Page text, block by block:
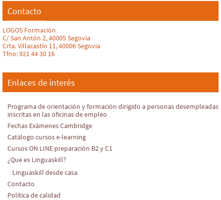
Contacto
LOGOS Formación
C/ San Antón 2, 40005 Segovia
Crta. Villacastín 11, 40006 Segovia
Tfno: 921 44 30 16
Enlaces de interés
Programa de orientación y formación dirigido a personas desempleadas
inscritas en las oficinas de empleo
Fechas Exámenes Cambridge
Catálogo cursos e-learning
Cursos ON LINE preparación B2 y C1
¿Que es Linguaskill?
Linguaskill desde casa
Contacto
Política de calidad